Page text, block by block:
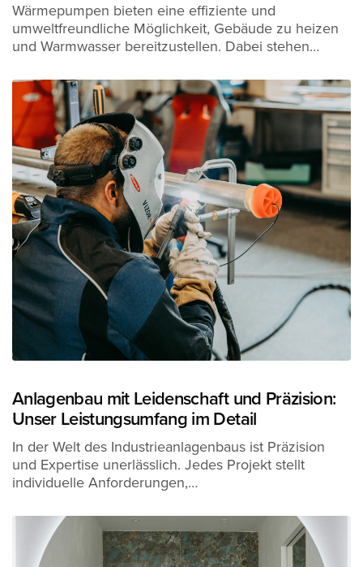
Wärmepumpen bieten eine effiziente und
umweltfreundliche Möglichkeit, Gebäude zu heizen
und Warmwasser bereitzustellen. Dabei stehen…
Anlagenbau mit Leidenschaft und Präzision:
Unser Leistungsumfang im Detail
In der Welt des Industrieanlagenbaus ist Präzision
und Expertise unerlässlich. Jedes Projekt stellt
individuelle Anforderungen,…